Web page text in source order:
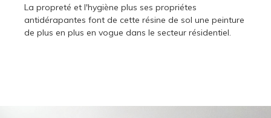
La propreté et l'hygiène plus ses propriétes
antidérapantes font de cette résine de sol une peinture
de plus en plus en vogue dans le secteur résidentiel.